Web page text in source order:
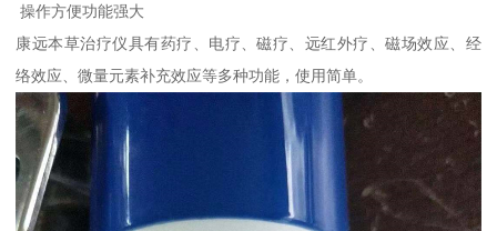
操作方便功能强大
康远本草治疗仪具有药疗、电疗、磁疗、远红外疗、磁场效应、经
络效应、微量元素补充效应等多种功能，使用简单。